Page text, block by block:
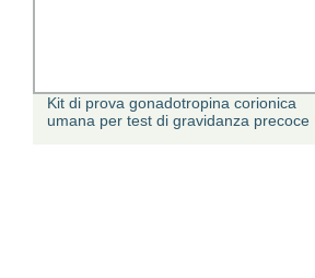
Kit di prova gonadotropina corionica
umana per test di gravidanza precoce